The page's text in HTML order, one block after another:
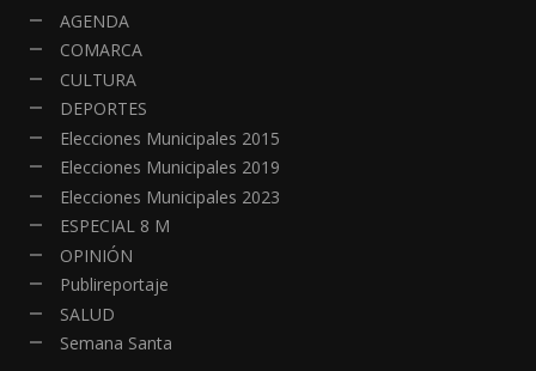
AGENDA
COMARCA
CULTURA
DEPORTES
Elecciones Municipales 2015
Elecciones Municipales 2019
Elecciones Municipales 2023
ESPECIAL 8 M
OPINIÓN
Publireportaje
SALUD
Semana Santa